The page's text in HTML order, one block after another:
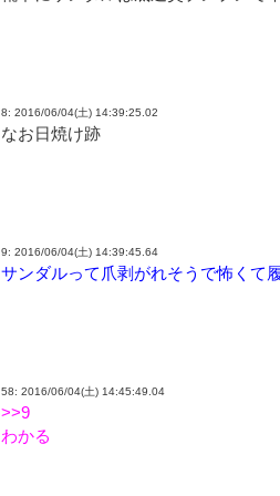
8: 2016/06/04(土) 14:39:25.02
なお日焼け跡
9: 2016/06/04(土) 14:39:45.64
サンダルって爪剥がれそうで怖くて
58: 2016/06/04(土) 14:45:49.04
>>9
わかる